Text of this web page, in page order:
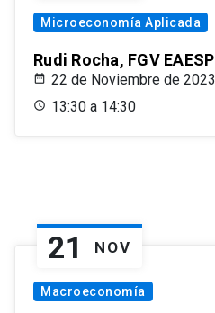
Microeconomía Aplicada
Rudi Rocha, FGV EAESP
22 de Noviembre de 2023
13:30 a 14:30
21 NOV
Macroeconomía